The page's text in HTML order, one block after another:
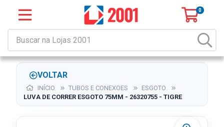
0
VOLTAR
INÍCIO TUBOS E CONEXOES
ESGOTO
LUVA DE CORRER ESGOTO 75MM - 26320755 - TIGRE